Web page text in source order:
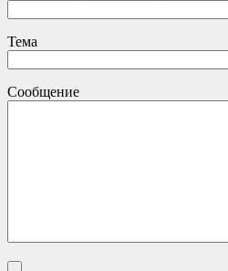
Тема
Сообщение